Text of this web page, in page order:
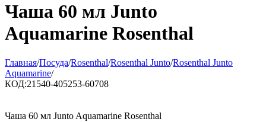
Чаша 60 мл Junto
Aquamarine Rosenthal
Главная/Посуда/Rosenthal/Rosenthal Junto/Rosenthal Junto
Aquamarine/
КОД:21540-405253-60708
Чаша 60 мл Junto Aquamarine Rosenthal